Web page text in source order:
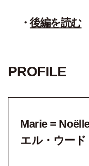
後編を読む
PROFILE
Marie =
エル・ウード